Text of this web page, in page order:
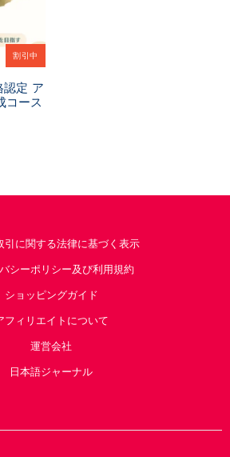
割引中
認定 ア
コース
引に関する法律に基づく表示
シーポリシー及び利用規約
ショッピングガイド
フィリエイトについて
運営会社
日本語ジャーナル